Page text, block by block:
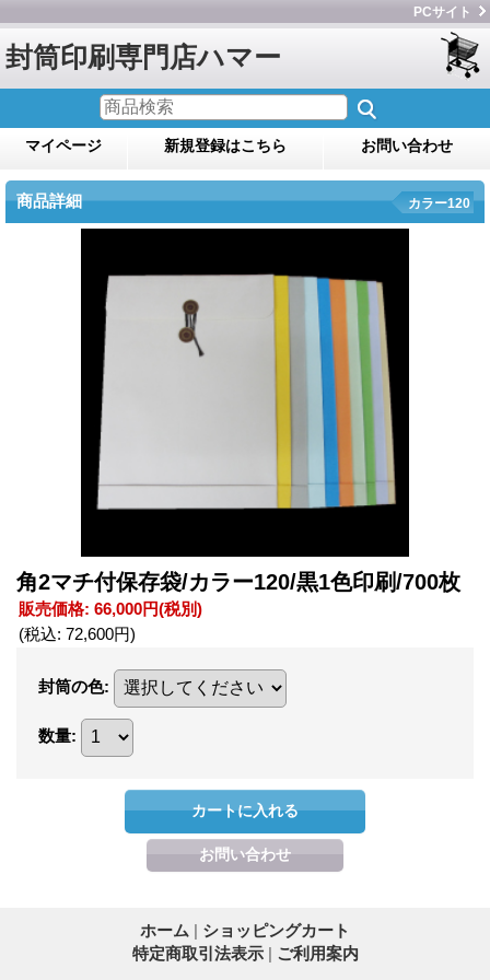
PCサイト
封筒印刷専門店ハマー
マイページ 新規登録はこちら お問い合わせ
商品詳細 カラー120
角2マチ付保存袋/カラー120/黒1色印刷/700枚
販売価格: 66,000円(税別)
(税込: 72,600円)
封筒の色:
数量:
ホーム | ショッピングカート
特定商取引法表示 | ご利用案内